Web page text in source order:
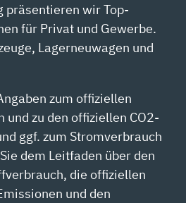
präsentieren wir Top-
für Privat und Gewerbe.
Lagerneuwagen und
zum offiziellen
zu den offiziellen CO2-
ggf. zum Stromverbrauch
dem Leitfaden über den
die offiziellen
und den